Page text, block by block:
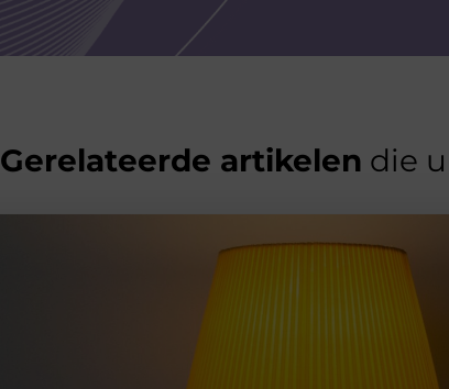
Gerelateerde artikelen die